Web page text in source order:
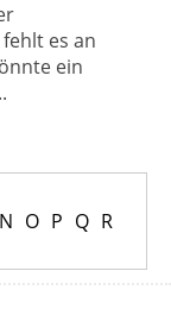
es an
ein
N O P Q R